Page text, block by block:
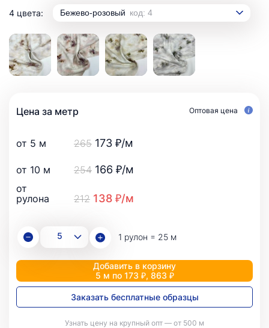
4 цвета: Бежево-розовый код: 4
Цена за метр Оптовая цена
от 5 м 265 173 ₽/м
от 10 м 254 166 ₽/м
от
рулона
212 138 ₽/м
1 рулон = 25 м
Добавить в корзину
5 м по 173 ₽, 863 ₽
Заказать бесплатные образцы
Узнать цену на крупный опт — от 500 м